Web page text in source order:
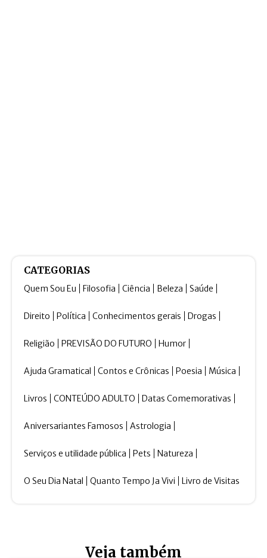
CATEGORIAS
Quem Sou Eu Filosofia Ciência Beleza Saúde
Direito Política Conhecimentos gerais Drogas
Religião PREVISÃO DO FUTURO Humor
Ajuda Gramatical Contos e Crônicas Poesia Música
Livros CONTEÚDO ADULTO Datas Comemorativas
Aniversariantes Famosos Astrologia
Serviços e utilidade pública Pets Natureza
O Seu Dia Natal Quanto Tempo Ja Vivi Livro de Visitas
Veja também